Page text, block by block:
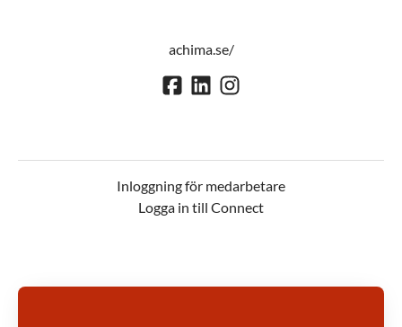
achima.se/
Inloggning för medarbetare
Logga in till Connect